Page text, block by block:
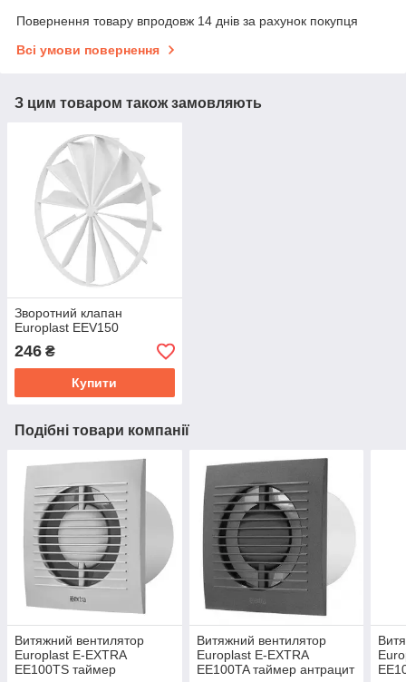
Повернення товару впродовж 14 днів за рахунок покупця
Всі умови повернення
З цим товаром також замовляють
Зворотний клапан
Europlast EEV150
246 ₴
Купити
Подібні товари компанії
Витяжний вентилятор
Europlast E-EXTRA
EЕ100TS таймер
Витяжний вентилятор
Europlast E-EXTRA
EЕ100TA таймер антрацит